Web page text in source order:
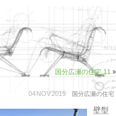
国分広瀬の住宅.11 »
04NOV2019 国分広瀬の住宅
壁型